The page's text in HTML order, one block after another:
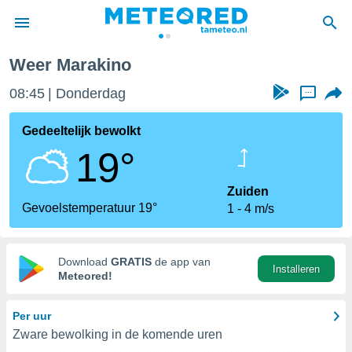
door
verstrekte
hoge
hebt de
voor
op basis
Weer Marakino
08:45 Donderdag ...
Gedeeltelijk bewolkt
19°
Gevoelstemperatuur 19°
Zuiden
1
4 m/s
Download GRATIS de app van
Meteored!
Installeren
Per uur
Zware bewolking in de komende uren